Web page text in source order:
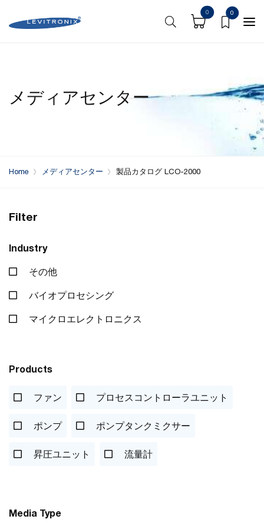
0 0
メディアセンター
Home メディアセンター 製品カタログ LCO-2000
Filter
Industry
その他
バイオプロセシング
マイクロエレクトロニクス
Products
ファン プロセスコントローラユニット
ポンプ ポンプタンクミクサー
昇圧ユニット 流量計
Media Type